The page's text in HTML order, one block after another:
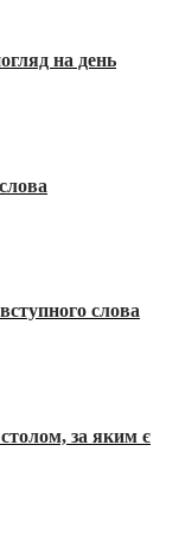
на день
слова
за яким є